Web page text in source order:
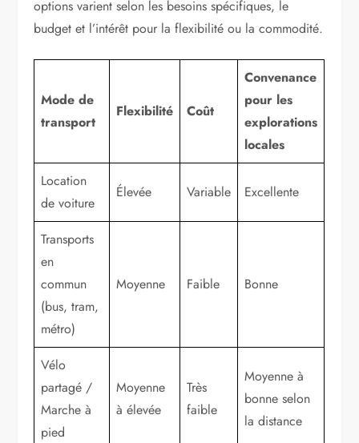
options varient selon les besoins spécifiques, le
budget et l’intérêt pour la flexibilité ou la commodité.
Mode de
transport
Flexibilité Coût
Convenance
pour les
explorations
locales
Location
de voiture
Élevée Variable Excellente
Transports
en
commun
(bus, tram,
métro)
Moyenne Faible Bonne
Vélo
partagé /
Marche à
pied
Moyenne
à élevée
Très
faible
Moyenne à
bonne selon
la distance